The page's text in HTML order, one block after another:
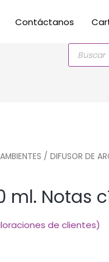
Contáctanos
Búsqueda
productos
/ DIFUSOR DE
ml. Notas
de clientes)